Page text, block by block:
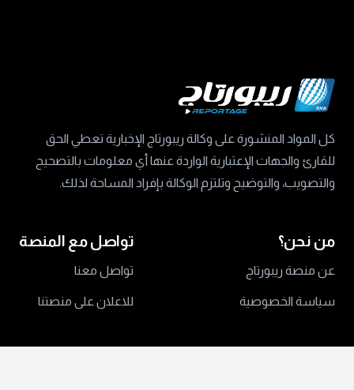
كل المواد المنشورة على وكالة ريبورتاج الإخبارية تعطي الحق
للقارئ والجهات الإعتبارية الواردة عنها أي معلومات بالتصحيح
والتصويب، والتوضيح وتلتزم الوكالة بإفراد المساحة لذلك.
من نحن؟
عن منصة ريبورتاج
سياسة الخصوصية
تواصل مع المنصة
تواصل معنا
للاعلان على منصتنا